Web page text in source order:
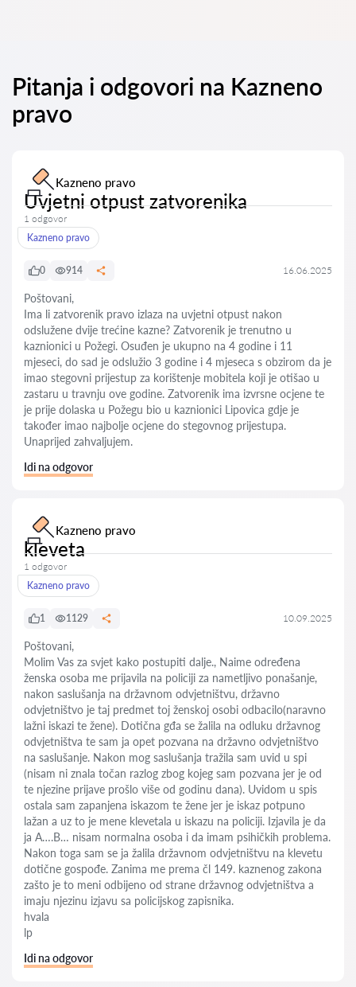
Pitanja i odgovori na Kazneno
pravo
Kazneno pravo
Uvjetni otpust zatvorenika
1 odgovor
Kazneno pravo
0 914 16.06.2025
Poštovani,
Ima li zatvorenik pravo izlaza na uvjetni otpust nakon
odslužene dvije trećine kazne? Zatvorenik je trenutno u
kaznionici u Požegi. Osuđen je ukupno na 4 godine i 11
mjeseci, do sad je odslužio 3 godine i 4 mjeseca s obzirom da je
imao stegovni prijestup za korištenje mobitela koji je otišao u
zastaru u travnju ove godine. Zatvorenik ima izvrsne ocjene te
je prije dolaska u Požegu bio u kaznionici Lipovica gdje je
također imao najbolje ocjene do stegovnog prijestupa.
Unaprijed zahvaljujem.
Idi na odgovor
Kazneno pravo
kleveta
1 odgovor
Kazneno pravo
1 1129 10.09.2025
Poštovani,
Molim Vas za svjet kako postupiti dalje., Naime određena
ženska osoba me prijavila na policiji za nametljivo ponašanje,
nakon saslušanja na državnom odvjetništvu, državno
odvjetništvo je taj predmet toj ženskoj osobi odbacilo(naravno
lažni iskazi te žene). Dotična gđa se žalila na odluku državnog
odvjetništva te sam ja opet pozvana na državno odvjetništvo
na saslušanje. Nakon mog saslušanja tražila sam uvid u spi
(nisam ni znala točan razlog zbog kojeg sam pozvana jer je od
te njezine prijave prošlo više od godinu dana). Uvidom u spis
ostala sam zapanjena iskazom te žene jer je iskaz potpuno
lažan a uz to je mene klevetala u iskazu na policiji. Izjavila je da
ja A….B… nisam normalna osoba i da imam psihičkih problema.
Nakon toga sam se ja žalila državnom odvjetništvu na klevetu
dotične gospođe. Zanima me prema čl 149. kaznenog zakona
zašto je to meni odbijeno od strane državnog odvjetništva a
imaju njezinu izjavu sa policijskog zapisnika.
hvala
lp
Idi na odgovor